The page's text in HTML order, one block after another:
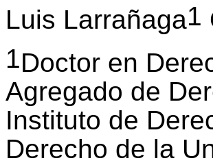
Luis Larrañaga1
1Doctor en
Agregado de
Instituto de
Derecho de la